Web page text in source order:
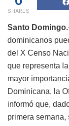
SHARES
Santo Domingo.
dominicanos
del X Censo
que representa
mayor
Dominicana, la
informó que,
primera